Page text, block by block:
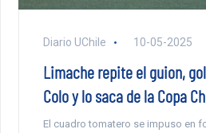
Diario UChile 10-05-2025
Limache repite el guion,
Colo y lo saca de la Copa
El cuadro tomatero se impuso en